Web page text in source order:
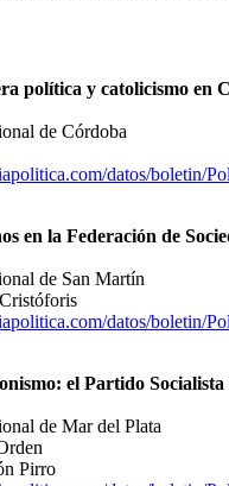
política y catolicismo en
de Córdoba
datos/boletin/
en la Federación de
de San Martín
datos/boletin/
el Partido
de Mar del Plata
Pirro